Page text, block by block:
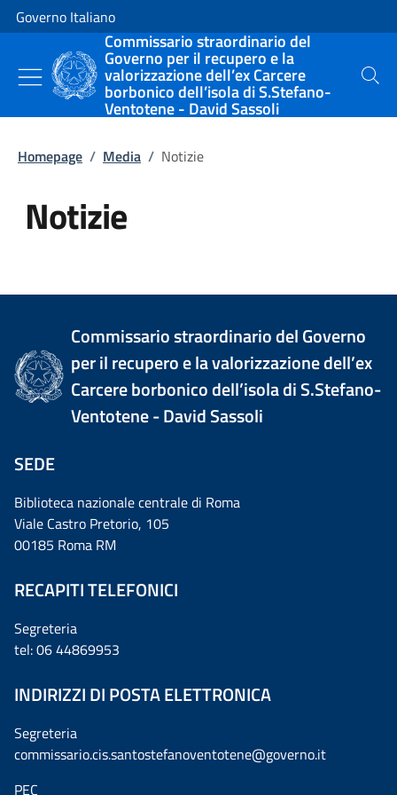
Vai al contenuto
Vai alla navigazione del sito
Governo Italiano
Commissario straordinario del
Governo per il recupero e la
valorizzazione dell’ex Carcere
borbonico dell’isola di S.Stefano-
Ventotene - David Sassoli
Cerca
Homepage / Media / Notizie
Notizie
Tutti i contenuti della pagina
Commissario straordinario del Governo
per il recupero e la valorizzazione dell’ex
Carcere borbonico dell’isola di S.Stefano-
Ventotene - David Sassoli
SEDE
Biblioteca nazionale centrale di Roma
Viale Castro Pretorio, 105
00185 Roma RM
RECAPITI TELEFONICI
Segreteria
tel: 06 44869953
INDIRIZZI DI POSTA ELETTRONICA
Segreteria
commissario.cis.santostefanoventotene@governo.it
PEC